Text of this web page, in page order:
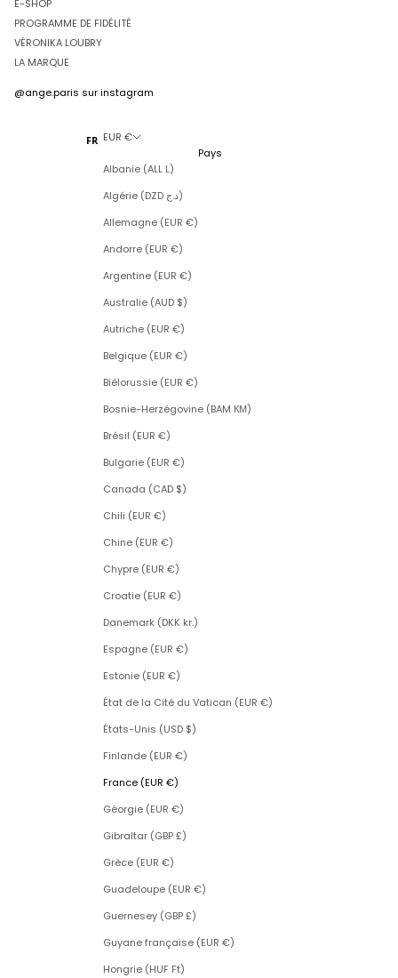
E-SHOP
PROGRAMME DE FIDÉLITÉ
VÉRONIKA LOUBRY
LA MARQUE
@ange.paris sur instagram
FR EUR €
Pays
Albanie (ALL L)
Algérie (DZD د.ج)
Allemagne (EUR €)
Andorre (EUR €)
Argentine (EUR €)
Australie (AUD $)
Autriche (EUR €)
Belgique (EUR €)
Biélorussie (EUR €)
Bosnie-Herzégovine (BAM КМ)
Brésil (EUR €)
Bulgarie (EUR €)
Canada (CAD $)
Chili (EUR €)
Chine (EUR €)
Chypre (EUR €)
Croatie (EUR €)
Danemark (DKK kr.)
Espagne (EUR €)
Estonie (EUR €)
État de la Cité du Vatican (EUR €)
États-Unis (USD $)
Finlande (EUR €)
France (EUR €)
Géorgie (EUR €)
Gibraltar (GBP £)
Grèce (EUR €)
Guadeloupe (EUR €)
Guernesey (GBP £)
Guyane française (EUR €)
Hongrie (HUF Ft)